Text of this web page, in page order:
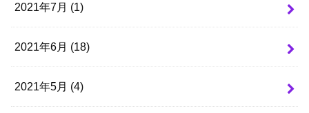
2021年7月 (1)
2021年6月 (18)
2021年5月 (4)